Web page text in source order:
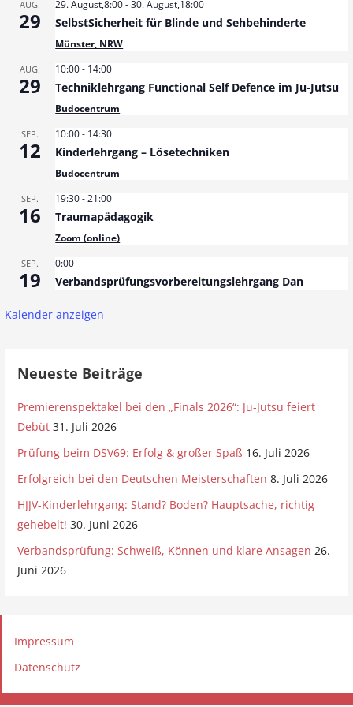
t
AUG.
29
29. August,8:00-30. August,18:00
SelbstSicherheit für Blinde und Sehbehinderte
Münster, NRW
AUG.
29
10:00- 14:00
Techniklehrgang Functional Self Defence im Ju-Jutsu
Budocentrum
SEP.
12
10:00- 14:30
Kinderlehrgang – Lösetechniken
Budocentrum
SEP.
16
19:30-21:00
Traumapädagogik
Zoom (online)
SEP.
19
0:00
Verbandsprüfungsvorbereitungslehrgang Dan
Kalender anzeigen
Neueste Beiträge
Premierenspektakel bei den „Finals 2026“: Ju-Jutsu feiert
Debüt 31. Juli 2026
Prüfung beim DSV69: Erfolg & großer Spaß 16. Juli 2026
Erfolgreich bei den Deutschen Meisterschaften 8. Juli 2026
HJJV-Kinderlehrgang: Stand? Boden? Hauptsache, richtig
gehebelt! 30. Juni 2026
Verbandsprüfung: Schweiß, Können und klare Ansagen 26.
Juni 2026
Impressum
Datenschutz